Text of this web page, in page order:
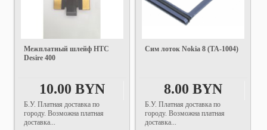
Межплатный шлейф HTC
Desire 400
10.00 BYN
Б.У. Платная доставка по
городу. Возможна платная
доставка...
Сим лоток Nokia 8 (TA-1004)
8.00 BYN
Б.У. Платная доставка по
городу. Возможна платная
доставка...